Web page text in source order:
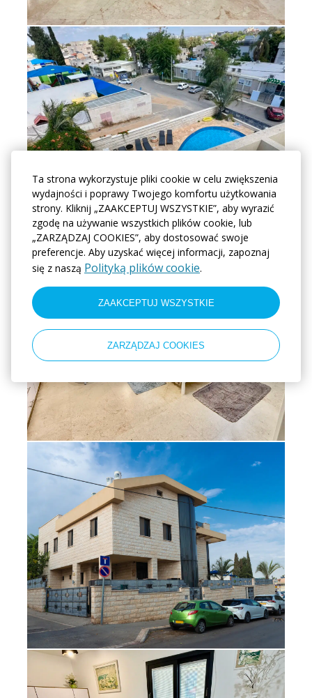
Ta strona wykorzystuje pliki cookie w celu zwiększenia
wydajności i poprawy Twojego komfortu użytkowania
strony. Kliknij „ZAAKCEPTUJ WSZYSTKIE”, aby wyrazić
zgodę na używanie wszystkich plików cookie, lub
„ZARZĄDZAJ COOKIES”, aby dostosować swoje
preferencje. Aby uzyskać więcej informacji, zapoznaj
się z naszą Polityką plików cookie.
ZAAKCEPTUJ WSZYSTKIE
ZARZĄDZAJ COOKIES